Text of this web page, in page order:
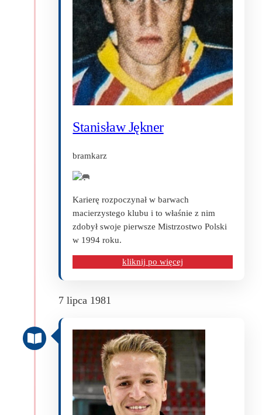
Stanisław Jękner
bramkarz
Karierę rozpoczynał w barwach
macierzystego klubu i to właśnie z nim
zdobył swoje pierwsze Mistrzostwo Polski
w 1994 roku.
kliknij po więcej
7 lipca 1981